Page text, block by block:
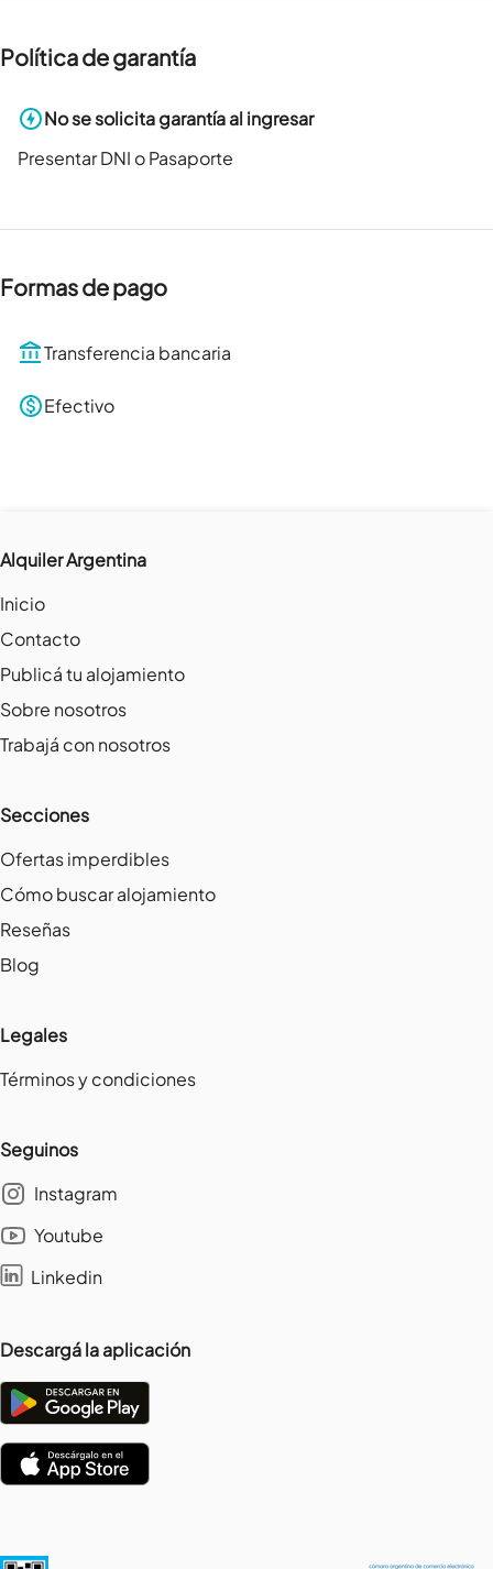
Política de garantía
No se solicita garantía al ingresar
Presentar DNI o Pasaporte
Formas de pago
Transferencia bancaria
Efectivo
Alquiler Argentina
Inicio
Contacto
Publicá tu alojamiento
Sobre nosotros
Trabajá con nosotros
Secciones
Ofertas imperdibles
Cómo buscar alojamiento
Reseñas
Blog
Legales
Términos y condiciones
Seguinos
Instagram
Youtube
Linkedin
Descargá la aplicación